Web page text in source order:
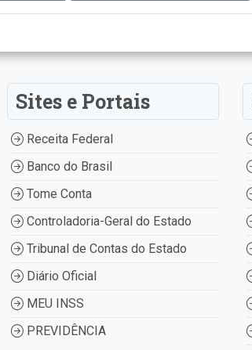
Sites e Portais
Receita Federal
Banco do Brasil
Tome Conta
Controladoria-Geral do Estado
Tribunal de Contas do Estado
Diário Oficial
MEU INSS
PREVIDÊNCIA